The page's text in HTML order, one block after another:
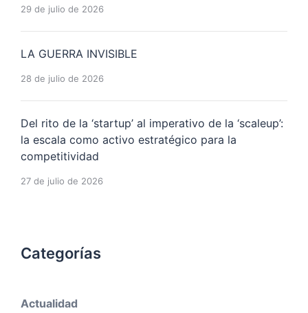
29 de julio de 2026
LA GUERRA INVISIBLE
28 de julio de 2026
Del rito de la ‘startup’ al imperativo de la ‘scaleup’:
la escala como activo estratégico para la
competitividad
27 de julio de 2026
Categorías
Actualidad